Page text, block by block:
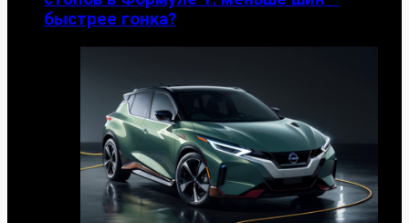
быстрее гонка?